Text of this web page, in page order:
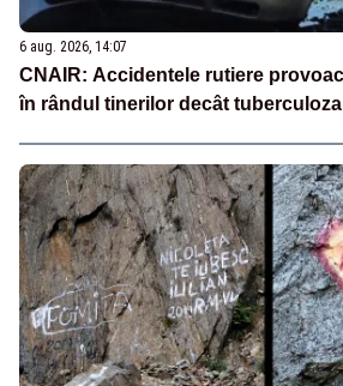
6 aug. 2026, 14:07
CNAIR: Accidentele rutiere
în rândul tinerilor decât